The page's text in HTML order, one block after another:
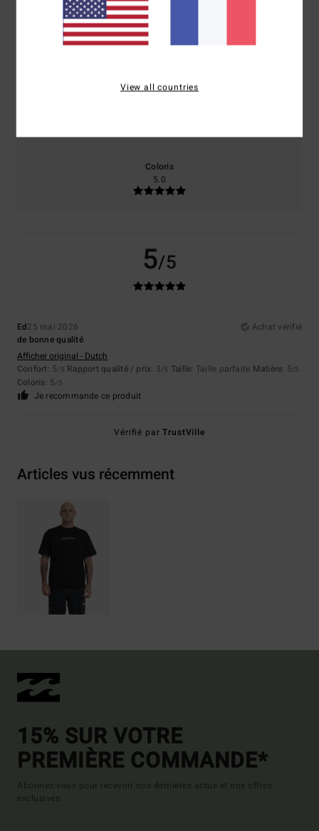
100% de nos clients recommandent ce produit
Confort
Rapport qualité / prix
Coloris
5.0
5/5
Ed25 mai 2026
Achat vérifié
de bonne qualité
Afficher original - Dutch
Confort: 5/5 Rapport qualité / prix: 3/5 Taille: Taille parfaite Matière: 5/5
Coloris: 5/5
Je recommande ce produit
Vérifié parTrustVille
Articles vus récemment
15% SUR VOTRE
PREMIÈRE COMMANDE*
Abonnez-vous pour recevoir nos dernières actus et nos offres
exclusives.
View all countries